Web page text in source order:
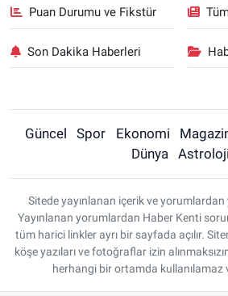
Puan Durumu ve Fikstür
Son Dakika Haberleri
Güncel Spor Ekonomi
Dünya
Astroloji
Sitede yayınlanan içerik ve
Yayınlanan yorumlardan Haber Kenti
tüm harici linkler ayrı bir sayfada açılır.
köşe yazıları ve fotoğraflar izin
herhangi bir ortamda kullanılamaz